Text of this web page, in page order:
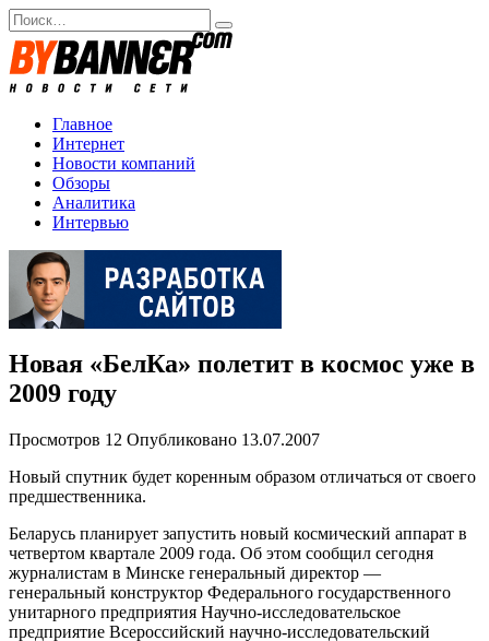
Перейти
к
содержанию
Search
for:
Главное
Интернет
Новости компаний
Обзоры
Аналитика
Интервью
Новая «БелКа» полетит в космос уже в
2009 году
Просмотров 12 Опубликовано 13.07.2007
Новый спутник будет коренным образом отличаться от своего
предшественника.
Беларусь планирует запустить новый космический аппарат в
четвертом квартале 2009 года. Об этом сообщил сегодня
журналистам в Минске генеральный директор —
генеральный конструктор Федерального государственного
унитарного предприятия Научно-исследовательское
предприятие Всероссийский научно-исследовательский